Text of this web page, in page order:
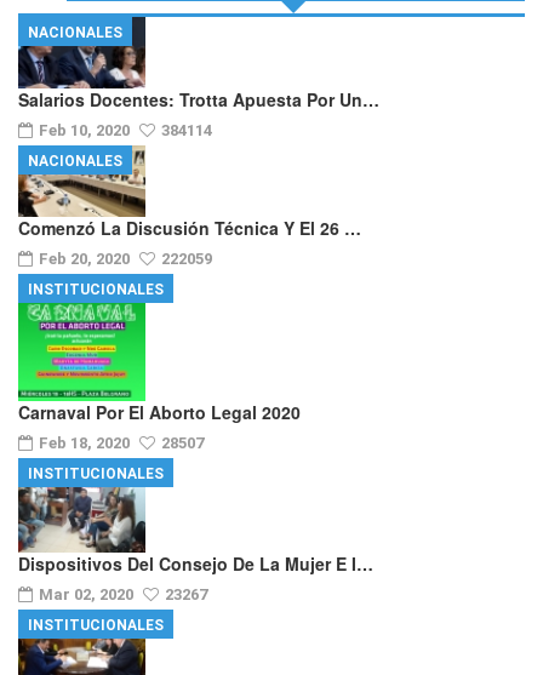
Salarios Docentes: Trotta Apuesta Por Un…
Feb 10, 2020 384114
NACIONALES
Comenzó La Discusión Técnica Y El 26 …
Feb 20, 2020 222059
NACIONALES
Carnaval Por El Aborto Legal 2020
Feb 18, 2020 28507
INSTITUCIONALES
Dispositivos Del Consejo De La Mujer E I…
Mar 02, 2020 23267
INSTITUCIONALES
INSTITUCIONALES